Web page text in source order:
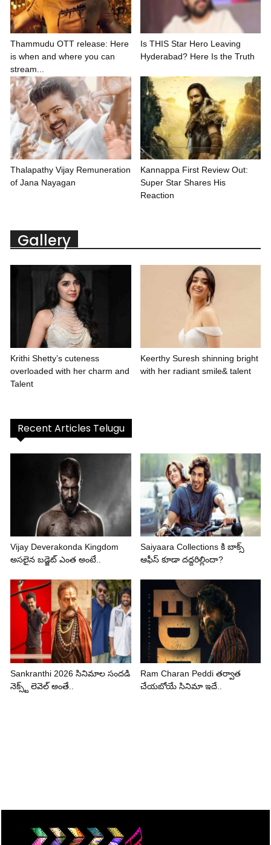
Thammudu OTT release: Here
is when and where you can
stream...
Is THIS Star Hero Leaving
Hyderabad? Here Is the Truth
Thalapathy Vijay Remuneration
of Jana Nayagan
Kannappa First Review Out:
Super Star Shares His
Reaction
Gallery
Krithi Shetty’s cuteness
overloaded with her charm and
Talent
Keerthy Suresh shinning bright
with her radiant smile& talent
Recent Articles Telugu
Vijay Deverakonda Kingdom
అసలైన బడ్జెట్ ఎంత అంటే..
Saiyaara Collections కి బాక్స్
ఆఫీస్ కూడా దద్దరిల్లిందా?
Sankranthi 2026 సినిమాల సందడి
నెక్స్ట్ లెవెల్ అంతే..
Ram Charan Peddi తర్వాత
చేయబోయే సినిమా ఇదే..